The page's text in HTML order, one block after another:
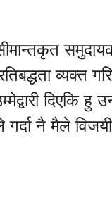
व्यक्त
दिएकि हु
नै मैले विजयी